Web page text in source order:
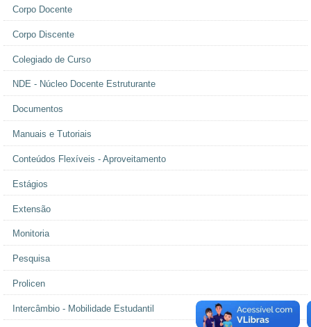
Corpo Docente
Corpo Discente
Colegiado de Curso
NDE - Núcleo Docente Estruturante
Documentos
Manuais e Tutoriais
Conteúdos Flexíveis - Aproveitamento
Estágios
Extensão
Monitoria
Pesquisa
Prolicen
Intercâmbio - Mobilidade Estudantil